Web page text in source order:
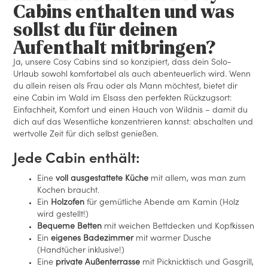
Cabins enthalten und was
sollst du für deinen
Aufenthalt mitbringen?
Ja, unsere Cosy Cabins sind so konzipiert, dass dein Solo-
Urlaub sowohl komfortabel als auch abenteuerlich wird. Wenn
du allein reisen als Frau oder als Mann möchtest, bietet dir
eine Cabin im Wald im Elsass den perfekten Rückzugsort:
Einfachheit, Komfort und einen Hauch von Wildnis – damit du
dich auf das Wesentliche konzentrieren kannst: abschalten und
wertvolle Zeit für dich selbst genießen.
Jede Cabin enthält:
Einevoll ausgestattete Küche mit allem, was man zum
Kochen braucht.
Ein Holzofen für gemütliche Abende am Kamin (Holz
wird gestellt!)
Bequeme Betten mit weichen Bettdecken und Kopfkissen
Eineigenes Badezimmermit warmer Dusche
(Handtücher inklusive!)
Eine private Außenterrasse mit Picknicktisch und Gasgrill,